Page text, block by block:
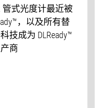
管式光度计最近被
，以及所有替
技成为 DLReady™
商